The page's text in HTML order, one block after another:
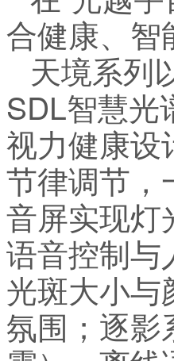
合健康、智
天境系列
SDL智慧光
视力健康设
节律调节，
音屏实现灯
语音控制与
光斑大小与
氛围；逐影